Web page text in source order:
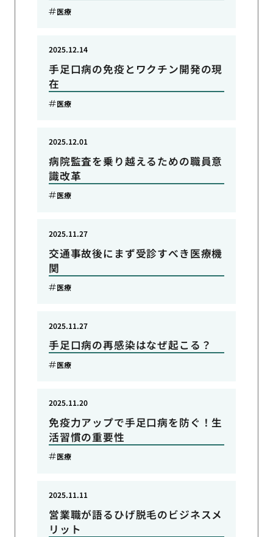
医療
手足口病の免疫とワクチン開発の現
在
2025.12.14
医療
病院監査を乗り越えるための職員意
識改革
2025.12.01
医療
交通事故後にまず受診すべき医療機
関
2025.11.27
医療
手足口病の再感染はなぜ起こる？
2025.11.27
医療
免疫力アップで手足口病を防ぐ！生
活習慣の重要性
2025.11.20
医療
営業職が語るひげ脱毛のビジネスメ
リット
2025.11.11